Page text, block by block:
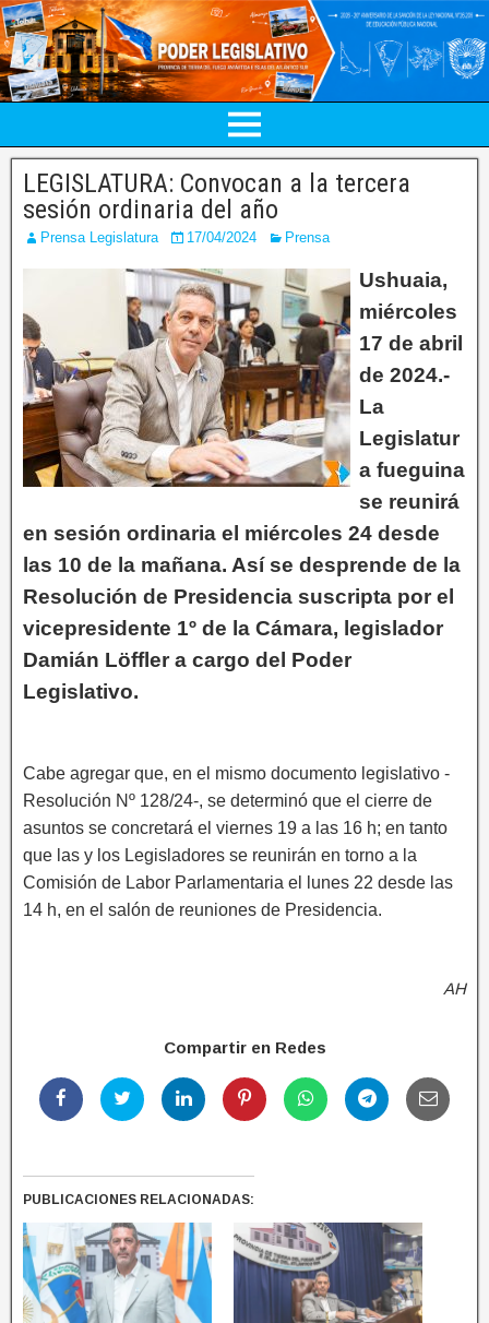
LEGISLATURA: Convocan a la tercera
sesión ordinaria del año
Prensa Legislatura 17/04/2024 Prensa
Ushuaia,
miércoles
17 de abril
de 2024.-
La
Legislatur
a fueguina
se reunirá
en sesión ordinaria el miércoles 24 desde
las 10 de la mañana. Así se desprende de la
Resolución de Presidencia suscripta por el
vicepresidente 1º de la Cámara, legislador
Damián Löffler a cargo del Poder
Legislativo.
Cabe agregar que, en el mismo documento legislativo -
Resolución Nº 128/24-, se determinó que el cierre de
asuntos se concretará el viernes 19 a las 16 h; en tanto
que las y los Legisladores se reunirán en torno a la
Comisión de Labor Parlamentaria el lunes 22 desde las
14 h, en el salón de reuniones de Presidencia.
AH
Compartir en Redes
PUBLICACIONES RELACIONADAS: